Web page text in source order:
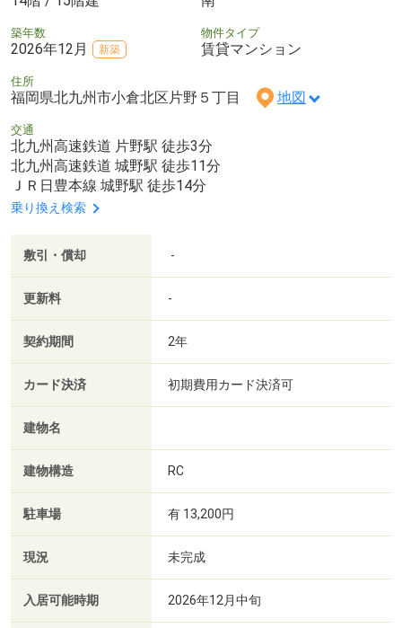
築年数
2026年12月 新築
物件タイプ
賃貸マンション
住所
福岡県北九州市小倉北区片野５丁目 地図
交通
北九州高速鉄道 片野駅 徒歩3分
北九州高速鉄道 城野駅 徒歩11分
ＪＲ日豊本線 城野駅 徒歩14分
乗り換え検索
敷引・償却 -
更新料 -
契約期間 2年
カード決済 初期費用カード決済可
建物名
建物構造 RC
駐車場 有 13,200円
現況 未完成
入居可能時期 2026年12月中旬